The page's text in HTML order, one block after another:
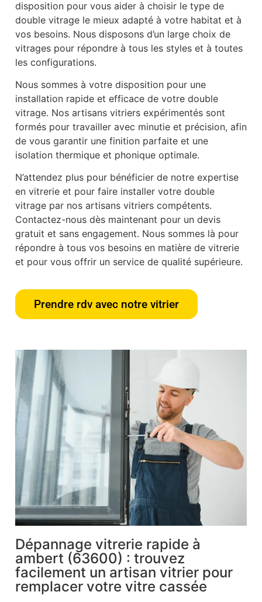
disposition pour vous aider à choisir le type de
double vitrage le mieux adapté à votre habitat et à
vos besoins. Nous disposons d’un large choix de
vitrages pour répondre à tous les styles et à toutes
les configurations.
Nous sommes à votre disposition pour une
installation rapide et efficace de votre double
vitrage. Nos artisans vitriers expérimentés sont
formés pour travailler avec minutie et précision, afin
de vous garantir une finition parfaite et une
isolation thermique et phonique optimale.
N’attendez plus pour bénéficier de notre expertise
en vitrerie et pour faire installer votre double
vitrage par nos artisans vitriers compétents.
Contactez-nous dès maintenant pour un devis
gratuit et sans engagement. Nous sommes là pour
répondre à tous vos besoins en matière de vitrerie
et pour vous offrir un service de qualité supérieure.
Prendre rdv avec notre vitrier
Dépannage vitrerie rapide à
ambert (63600) : trouvez
facilement un artisan vitrier pour
remplacer votre vitre cassée